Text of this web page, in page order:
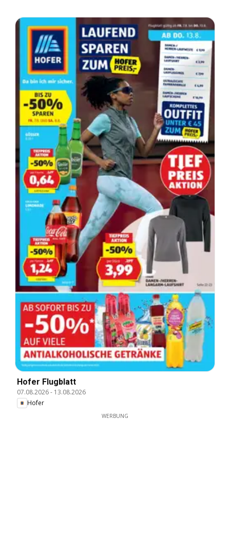
Hofer Flugblatt
07.08.2026- 13.08.2026
Hofer
WERBUNG